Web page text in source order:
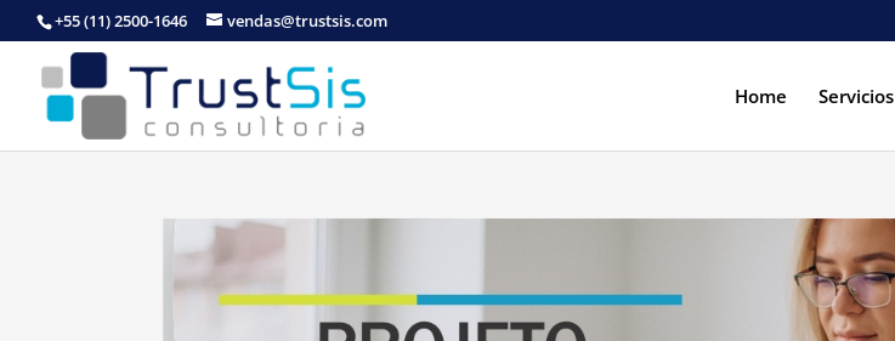
+55 (11) 2500-1646 vendas@trustsis.com
Home Servicios